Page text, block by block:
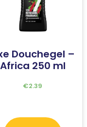
Douchegel –
Africa 250 ml
€2.39